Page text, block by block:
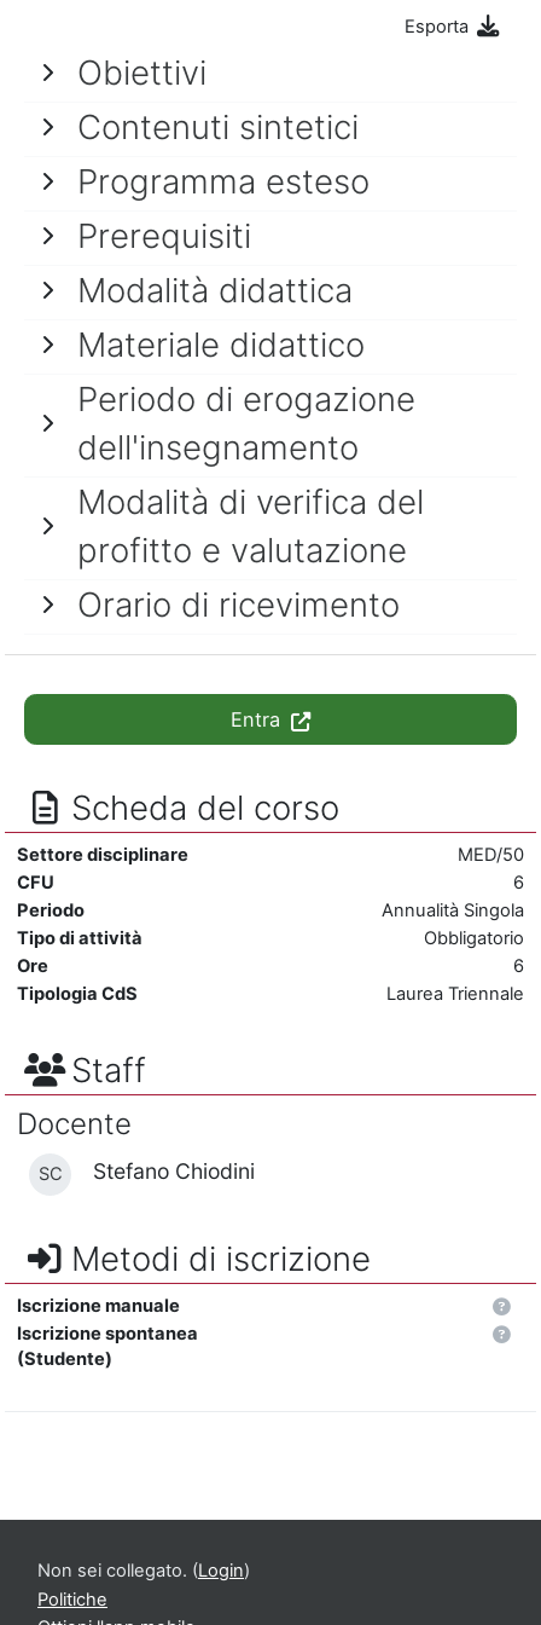
Esporta
Obiettivi
Contenuti sintetici
Programma esteso
Prerequisiti
Modalità didattica
Materiale didattico
Periodo di erogazione
dell'insegnamento
Modalità di verifica del
profitto e valutazione
Orario di ricevimento
Entra
Scheda del corso
Settore disciplinare
MED/50
CFU
6
Periodo
Annualità Singola
Tipo di attività
Obbligatorio
Ore
6
Tipologia CdS
Laurea Triennale
Staff
Docente
SC Stefano Chiodini
Metodi di iscrizione
Iscrizione manuale
Iscrizione spontanea
(Studente)
Non sei collegato. (Login)
Politiche